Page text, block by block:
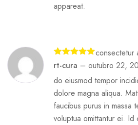
appareat.
Avaliação
5
de 5
rt-cura – outubro 22,
consectetur
do eiusmod tempor
dolore magna aliqua.
faucibus purus in massa
voluptua omittantur ei. Id